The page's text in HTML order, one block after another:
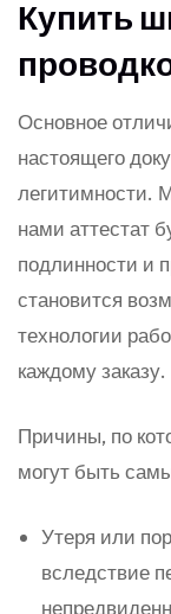
Купить
Основное
настоящего
легитимности.
нами аттестат
подлинности и
становится
технологии
каждому заказу.
Причины, по
могут быть
Утеря или
вследствие